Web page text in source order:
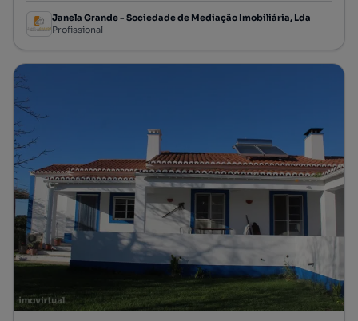
Janela Grande - Sociedade de Mediação Imobiliária, Lda
Profissional